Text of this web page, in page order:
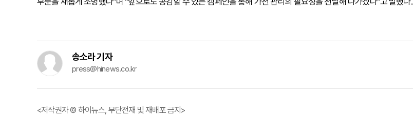
송소라 기자
press@hinews.co.kr
<저작권자 © 하이뉴스, 무단전재 및 재배포 금지>